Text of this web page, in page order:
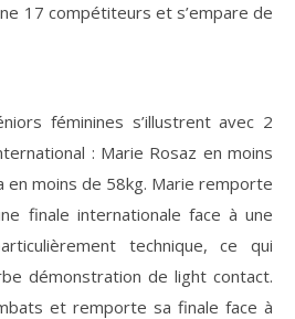
17 compétiteurs et s’empare de
féminines s’illustrent avec 2
: Marie Rosaz en moins
en moins de 58kg. Marie remporte
finale internationale face à une
technique, ce qui
démonstration de light contact.
et remporte sa finale face à